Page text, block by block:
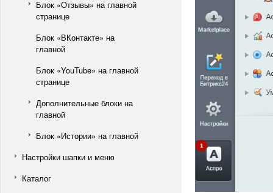
Блок «Отзывы» на главной
странице
Блок «ВКонтакте» на
главной
Блок «YouTube» на главной
странице
Дополнительные блоки на
главной
Блок «Истории» на главной
Настройки шапки и меню
Каталог